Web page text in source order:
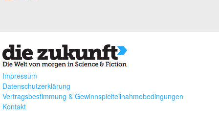
Impressum
Datenschutzerklärung
Vertragsbestimmung & Gewinnspielteilnahmebedingungen
Kontakt